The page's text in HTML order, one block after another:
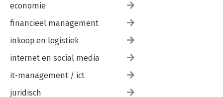
economie
financieel management
inkoop en logistiek
internet en social media
it-management / ict
juridisch